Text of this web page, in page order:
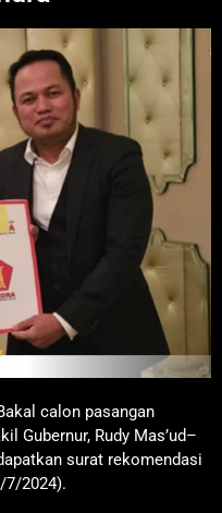
calon pasangan
Gubernur, Rudy Mas’ud–
surat rekomendasi
7/2024).